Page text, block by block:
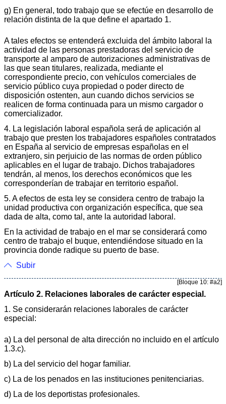
g) En general, todo trabajo que se efectúe en desarrollo de
relación distinta de la que define el apartado 1.
A tales efectos se entenderá excluida del ámbito laboral la
actividad de las personas prestadoras del servicio de
transporte al amparo de autorizaciones administrativas de
las que sean titulares, realizada, mediante el
correspondiente precio, con vehículos comerciales de
servicio público cuya propiedad o poder directo de
disposición ostenten, aun cuando dichos servicios se
realicen de forma continuada para un mismo cargador o
comercializador.
4. La legislación laboral española será de aplicación al
trabajo que presten los trabajadores españoles contratados
en España al servicio de empresas españolas en el
extranjero, sin perjuicio de las normas de orden público
aplicables en el lugar de trabajo. Dichos trabajadores
tendrán, al menos, los derechos económicos que les
corresponderían de trabajar en territorio español.
5. A efectos de esta ley se considera centro de trabajo la
unidad productiva con organización específica, que sea
dada de alta, como tal, ante la autoridad laboral.
En la actividad de trabajo en el mar se considerará como
centro de trabajo el buque, entendiéndose situado en la
provincia donde radique su puerto de base.
Subir
[Bloque 10: #a2]
Artículo 2. Relaciones laborales de carácter especial.
1. Se considerarán relaciones laborales de carácter
especial:
a) La del personal de alta dirección no incluido en el artículo
1.3.c).
b) La del servicio del hogar familiar.
c) La de los penados en las instituciones penitenciarias.
d) La de los deportistas profesionales.